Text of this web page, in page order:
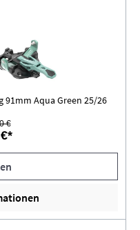
91mm Aqua Green 25/26
€